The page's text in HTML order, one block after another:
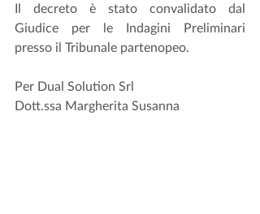
Il decreto è stato convalidato dal
Giudice per le Indagini Preliminari
presso il Tribunale partenopeo.
Per Dual Solution Srl
Dott.ssa Margherita Susanna